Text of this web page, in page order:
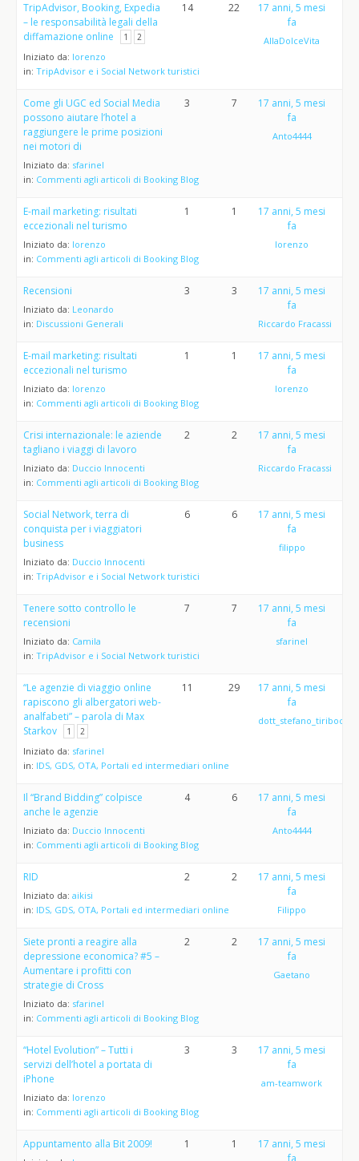
TripAdvisor, Booking, Expedia
– le responsabilità legali della
diffamazione online
1 2
Iniziato da: lorenzo
in: TripAdvisor e i Social Network turistici
14 22
17 anni, 5 mesi
fa
AllaDolceVita
Come gli UGC ed Social Media
possono aiutare l’hotel a
raggiungere le prime posizioni
nei motori di
Iniziato da: sfarinel
in: Commenti agli articoli di Booking Blog
3 7
17 anni, 5 mesi
fa
Anto4444
E-mail marketing: risultati
eccezionali nel turismo
Iniziato da: lorenzo
in: Commenti agli articoli di Booking Blog
1 1
17 anni, 5 mesi
fa
lorenzo
Recensioni
Iniziato da: Leonardo
in: Discussioni Generali
3 3
17 anni, 5 mesi
fa
Riccardo Fracassi
E-mail marketing: risultati
eccezionali nel turismo
Iniziato da: lorenzo
in: Commenti agli articoli di Booking Blog
1 1
17 anni, 5 mesi
fa
lorenzo
Crisi internazionale: le aziende
tagliano i viaggi di lavoro
Iniziato da: Duccio Innocenti
in: Commenti agli articoli di Booking Blog
2 2
17 anni, 5 mesi
fa
Riccardo Fracassi
Social Network, terra di
conquista per i viaggiatori
business
Iniziato da: Duccio Innocenti
in: TripAdvisor e i Social Network turistici
6 6
17 anni, 5 mesi
fa
filippo
Tenere sotto controllo le
recensioni
Iniziato da: Camila
in: TripAdvisor e i Social Network turistici
7 7
17 anni, 5 mesi
fa
sfarinel
“Le agenzie di viaggio online
rapiscono gli albergatori web-
analfabeti” – parola di Max
Starkov
1 2
Iniziato da: sfarinel
in: IDS, GDS, OTA, Portali ed intermediari online
11 29
17 anni, 5 mesi
fa
dott_stefano_tiribocchi
Il “Brand Bidding” colpisce
anche le agenzie
Iniziato da: Duccio Innocenti
in: Commenti agli articoli di Booking Blog
4 6
17 anni, 5 mesi
fa
Anto4444
RID
Iniziato da: aikisi
in: IDS, GDS, OTA, Portali ed intermediari online
2 2
17 anni, 5 mesi
fa
Filippo
Siete pronti a reagire alla
depressione economica? #5 –
Aumentare i profitti con
strategie di Cross
Iniziato da: sfarinel
in: Commenti agli articoli di Booking Blog
2 2
17 anni, 5 mesi
fa
Gaetano
“Hotel Evolution” – Tutti i
servizi dell’hotel a portata di
iPhone
Iniziato da: lorenzo
in: Commenti agli articoli di Booking Blog
3 3
17 anni, 5 mesi
fa
am-teamwork
Appuntamento alla Bit 2009! 1 1
17 anni, 5 mesi
fa